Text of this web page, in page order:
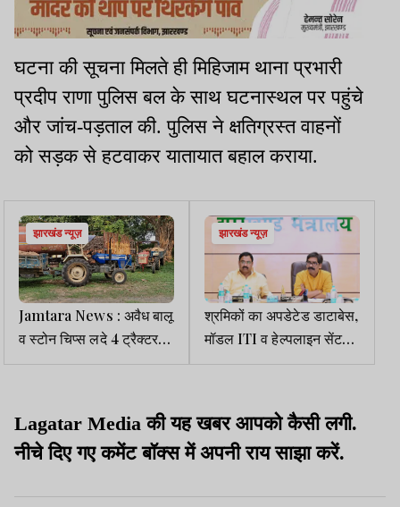
घटना की सूचना मिलते ही मिहिजाम थाना प्रभारी
प्रदीप राणा पुलिस बल के साथ घटनास्थल पर पहुंचे
और जांच-पड़ताल की. पुलिस ने क्षतिग्रस्त वाहनों
को सड़क से हटवाकर यातायात बहाल कराया.
झारखंड न्यूज़
Jamtara News : अवैध बालू
व स्टोन चिप्स लदे 4 ट्रैक्टर
जब्त
झारखंड न्यूज़
श्रमिकों का अपडेटेड डाटाबेस,
मॉडल ITI व हेल्पलाइन सेंटर
पर जोर, CM ने दिए अहम
Lagatar Media की यह खबर आपको कैसी लगी.
नीचे दिए गए कमेंट बॉक्स में अपनी राय साझा करें.